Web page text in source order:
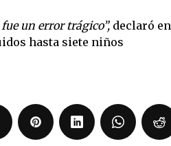
un error trágico”,declaró en
hasta siete niños